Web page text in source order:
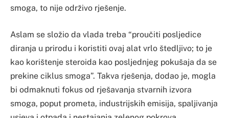
smoga, to nije održivo rješenje.
Aslam se složio da vlada treba “proučiti posljedice
diranja u prirodu i koristiti ovaj alat vrlo štedljivo; to je
kao korištenje steroida kao posljednjeg pokušaja da se
prekine ciklus smoga”. Takva rješenja, dodao je, mogla
bi odmaknuti fokus od rješavanja stvarnih izvora
smoga, poput prometa, industrijskih emisija, spaljivanja